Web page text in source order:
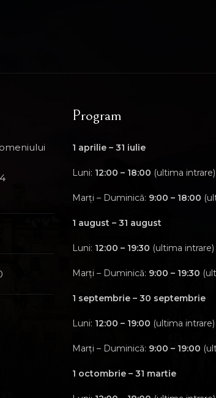
Program
1 aprilie – 31 iulie
Luni: 12:00 – 18:00 (ultima intrare)
Marți – Duminică: 9:00 – 18:00
1 august – 31 august
Luni: 12:00 – 19:30 (ultima intrare)
Marți – Duminică: 9:00 – 19:30
1 septembrie – 30 septembrie
Luni: 12:00 – 19:00 (ultima intrare)
Marți – Duminică: 9:00 – 19:00
1 octombrie – 31 martie